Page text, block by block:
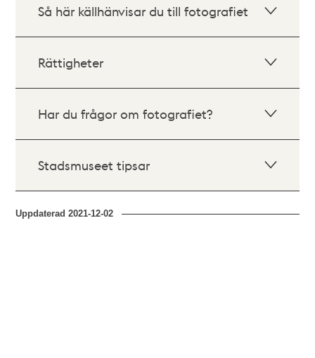
Så här källhänvisar du till fotografiet
Rättigheter
Har du frågor om fotografiet?
Stadsmuseet tipsar
Uppdaterad2021-12-02